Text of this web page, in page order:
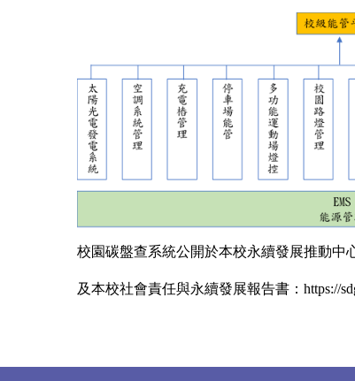
校園碳盤查系統公開於本校永續發展推動中
及本校社會責任與永續發展報告書： https://